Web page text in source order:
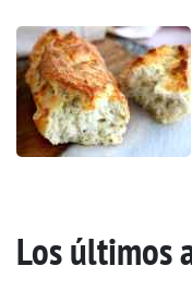
Los últimos